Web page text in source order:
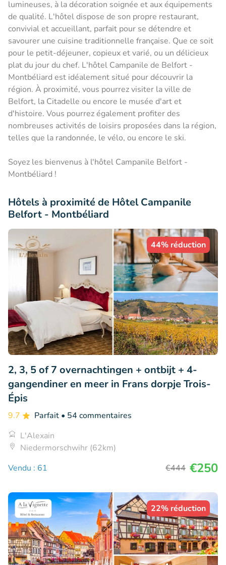
lumineuses, à la décoration soignée et aux équipements
de qualité. L'hôtel dispose de son propre restaurant,
convivial et accueillant, parfait pour se détendre et
savourer une cuisine traditionnelle française. Que ce soit
pour le petit-déjeuner, copieux et varié, ou un délicieux
plat du jour du chef. L'hôtel Campanile de Belfort -
Montbéliard est idéalement situé pour découvrir la
région. À proximité, vous pourrez visiter la ville de
Belfort, la Citadelle ou encore le musée d'art et
d'histoire. Vous pourrez également profiter des
nombreuses activités de loisirs proposées dans la région,
telles que la randonnée, le vélo, ou encore le ski.
Soyez les bienvenus à l'hôtel Campanile Belfort -
Montbéliard !
Hôtels à proximité de Hôtel Campanile
Belfort - Montbéliard
44% réduction
2, 3, 5 of 7 overnachtingen + ontbijt + 4-
gangendiner en meer in Frans dorpje Trois-
Épis
9.7 Parfait • 54 commentaires
L'Alexain
Niedermorschwihr (62km)
Vendu : 61
€444 €250
22% réduction